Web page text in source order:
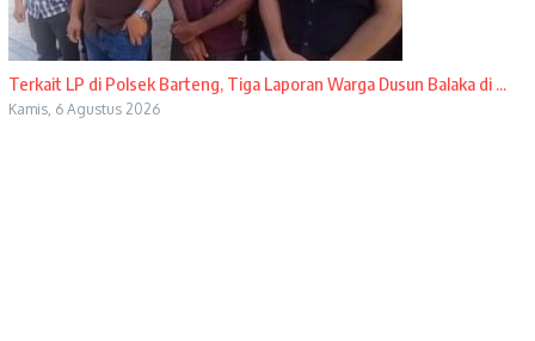
Terkait LP di Polsek Barteng, Tiga Laporan Warga Dusun Balaka di ...
Kamis, 6 Agustus 2026